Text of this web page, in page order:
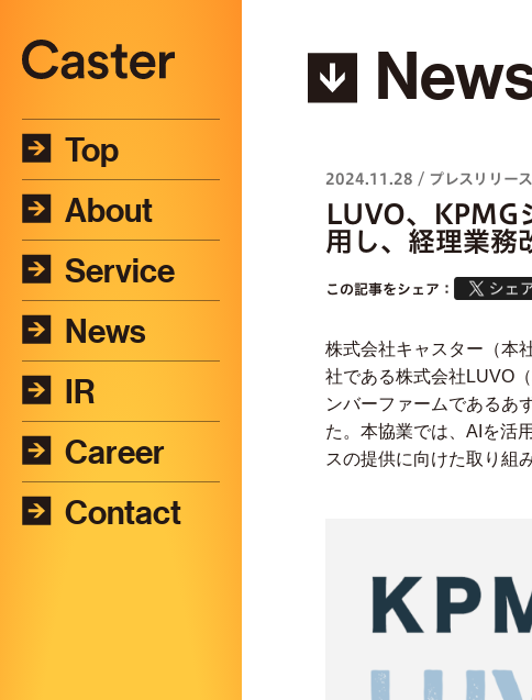
Top
About
Service
News
IR
Career
Contact
2024.11.28 / プレスリリース
LUVO、KPMG
用し、経理業務
この記事をシェア：
株式会社キャスター（本
社である株式会社LUVO
ンバーファームであるあ
た。本協業では、AIを活
スの提供に向けた取り組